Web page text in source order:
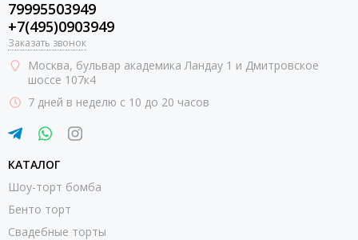
79995503949
+7(495)0903949
Заказать звонок
Москва, бульвар академика Ландау 1 и Дмитровское
шоссе 107к4
7 дней в неделю с 10 до 20 часов
КАТАЛОГ
Шоу-торт бомба
Бенто торт
Свадебные торты